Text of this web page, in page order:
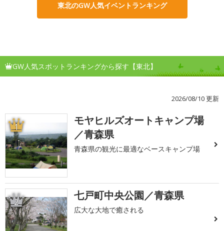
東北のGW人気イベントランキング
GW人気スポットランキングから探す【東北】
2026/08/10 更新
1
モヤヒルズオートキャンプ場
／青森県
青森県の観光に最適なベースキャンプ場
2 七戸町中央公園／青森県
広大な大地で癒される